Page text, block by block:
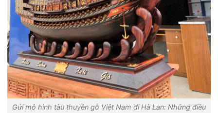
Gửi mô hình tàu thuyền gỗ Việt Nam đi Hà Lan: Những điều